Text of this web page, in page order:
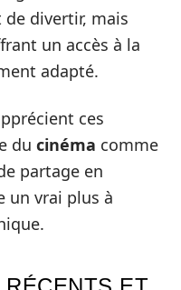
divertir, mais
un accès à la
adapté.
ces
du cinéma comme
partage en
un vrai plus à